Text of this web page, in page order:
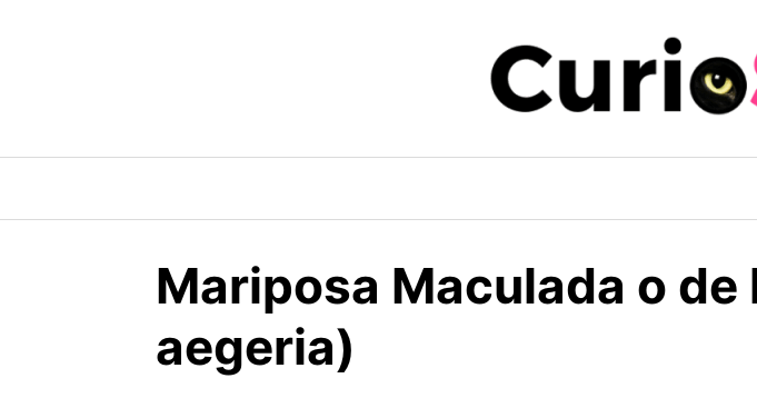
Mariposa Maculada o
aegeria)